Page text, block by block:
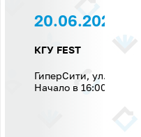
20.06.2025
КГУ FEST
ГиперСити, ул.
Начало в 16:00